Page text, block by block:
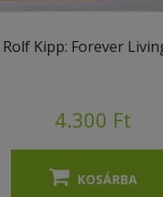
Rolf Kipp: Forever
4.300 Ft
KOSÁRBA